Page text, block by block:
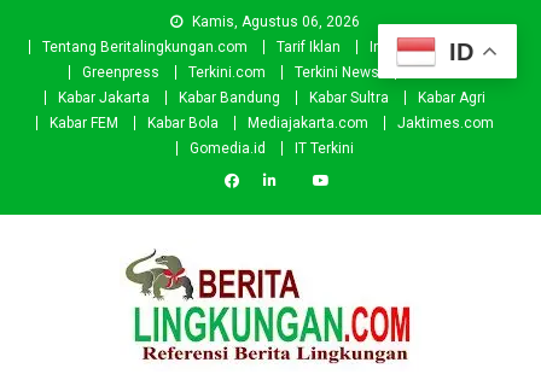
Kamis, Agustus 06, 2026
Tentang Beritalingkungan.com
Tarif Iklan Investor
Donasi
Greenpress
Terkini.com Terkini News
Kabar.id
Kabar Jakarta
Kabar Bandung Kabar Sultra
Kabar Agri
Kabar FEM
Kabar Bola Mediajakarta.com
Jaktimes.com
Gomedia.id
IT Terkini
ID